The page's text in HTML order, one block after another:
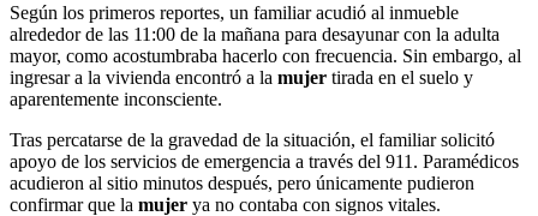
Según los primeros reportes, un familiar acudió al inmueble
alrededor de las 11:00 de la mañana para desayunar con la adulta
mayor, como acostumbraba hacerlo con frecuencia. Sin embargo, al
ingresar a la vivienda encontró a la mujer tirada en el suelo y
aparentemente inconsciente.
Tras percatarse de la gravedad de la situación, el familiar solicitó
apoyo de los servicios de emergencia a través del 911. Paramédicos
acudieron al sitio minutos después, pero únicamente pudieron
confirmar que la mujer ya no contaba con signos vitales.